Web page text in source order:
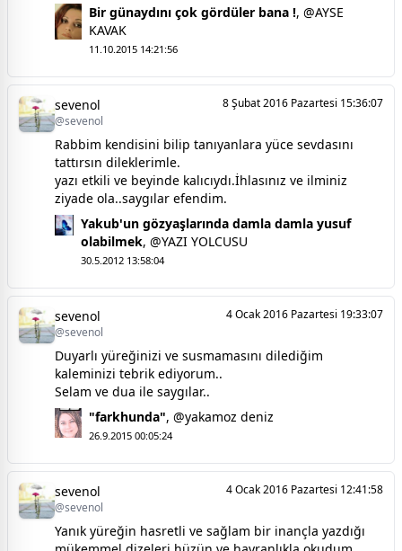
Bir günaydını çok gördüler bana !, @AYSE
KAVAK
11.10.2015 14:21:56
sevenol
@sevenol
8 Şubat 2016 Pazartesi 15:36:07
Rabbim kendisini bilip tanıyanlara yüce sevdasını
tattırsın dileklerimle.
yazı etkili ve beyinde kalıcıydı.İhlasınız ve ilminiz
ziyade ola..saygılar efendim.
Yakub'un gözyaşlarında damla damla yusuf
olabilmek, @YAZI YOLCUSU
30.5.2012 13:58:04
sevenol
@sevenol
4 Ocak 2016 Pazartesi 19:33:07
Duyarlı yüreğinizi ve susmamasını dilediğim
kaleminizi tebrik ediyorum..
Selam ve dua ile saygılar..
"farkhunda", @yakamoz deniz
26.9.2015 00:05:24
sevenol
@sevenol
4 Ocak 2016 Pazartesi 12:41:58
Yanık yüreğin hasretli ve sağlam bir inançla yazdığı